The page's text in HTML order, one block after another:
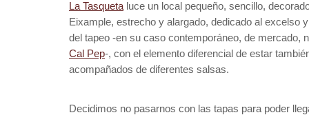
La Tasqueta luce un local pequeño, sencillo,
Eixample, estrecho y alargado, dedicado al excelso
del tapeo -en su caso contemporáneo, de mercado,
Cal Pep-, con el elemento diferencial de estar
acompañados de diferentes salsas.
Decidimos no pasarnos con las tapas para poder